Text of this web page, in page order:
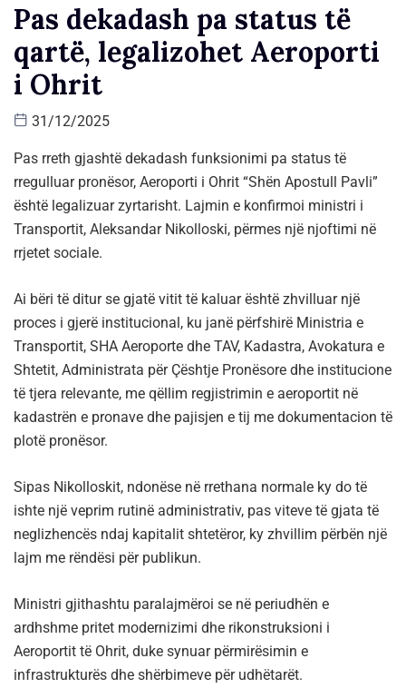
Pas dekadash pa status të
qartë, legalizohet Aeroporti
i Ohrit
31/12/2025
Pas rreth gjashtë dekadash funksionimi pa status të
rregulluar pronësor, Aeroporti i Ohrit “Shën Apostull Pavli”
është legalizuar zyrtarisht. Lajmin e konfirmoi ministri i
Transportit, Aleksandar Nikolloski, përmes një njoftimi në
rrjetet sociale.
Ai bëri të ditur se gjatë vitit të kaluar është zhvilluar një
proces i gjerë institucional, ku janë përfshirë Ministria e
Transportit, SHA Aeroporte dhe TAV, Kadastra, Avokatura e
Shtetit, Administrata për Çështje Pronësore dhe institucione
të tjera relevante, me qëllim regjistrimin e aeroportit në
kadastrën e pronave dhe pajisjen e tij me dokumentacion të
plotë pronësor.
Sipas Nikolloskit, ndonëse në rrethana normale ky do të
ishte një veprim rutinë administrativ, pas viteve të gjata të
neglizhencës ndaj kapitalit shtetëror, ky zhvillim përbën një
lajm me rëndësi për publikun.
Ministri gjithashtu paralajmëroi se në periudhën e
ardhshme pritet modernizimi dhe rikonstruksioni i
Aeroportit të Ohrit, duke synuar përmirësimin e
infrastrukturës dhe shërbimeve për udhëtarët.